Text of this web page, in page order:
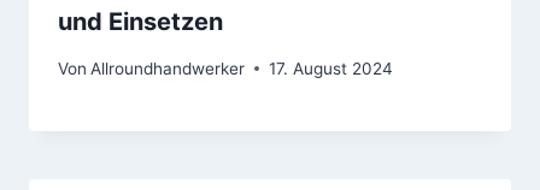
und Einsetzen
Von Allroundhandwerker 17. August 2024